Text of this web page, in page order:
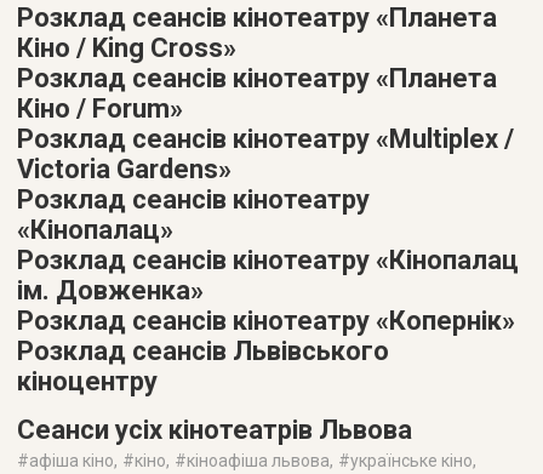
Розклад сеансів кінотеатру «Планета
Кіно / King Cross»
Розклад сеансів кінотеатру «Планета
Кіно / Forum»
Розклад сеансів кінотеатру «Multiplex /
Victoria Gardens»
Розклад сеансів кінотеатру
«Кінопалац»
Розклад сеансів кінотеатру «Кінопалац
ім. Довженка»
Розклад сеансів кінотеатру «Копернік»
Розклад сеансів Львівського
кіноцентру
Сеанси усіх кінотеатрів Львова
#афіша кіно, #кіно, #кіноафіша львова, #українське кіно,